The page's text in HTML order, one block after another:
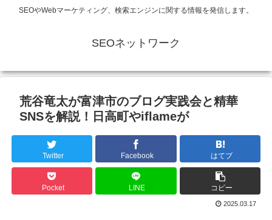
SEOやWebマーケティング、検索エンジンに関する情報を発信します。
SEOネットワーク
荒谷竜太が富津市のブログ実践会と精華
SNSを解説！日高町やiflameが
Twitter Facebook はてブ
Pocket LINE コピー
2025.03.17